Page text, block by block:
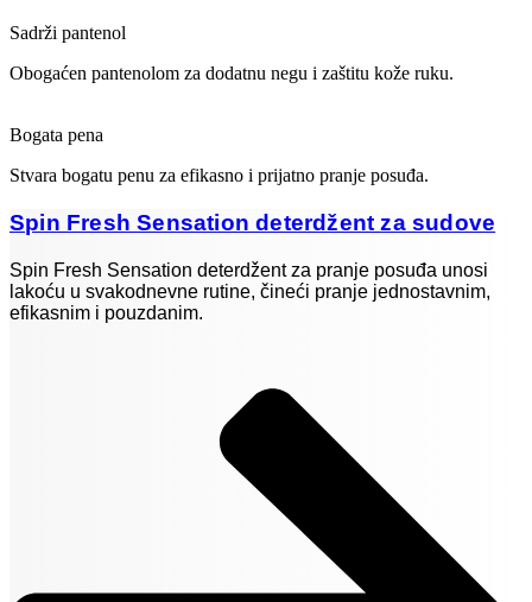
Sadrži pantenol
Obogaćen pantenolom za dodatnu negu i zaštitu kože ruku.
Bogata pena
Stvara bogatu penu za efikasno i prijatno pranje posuđa.
Spin Fresh Sensation deterdžent za sudove
Spin Fresh Sensation deterdžent za pranje posuđa unosi
lakoću u svakodnevne rutine, čineći pranje jednostavnim,
efikasnim i pouzdanim.